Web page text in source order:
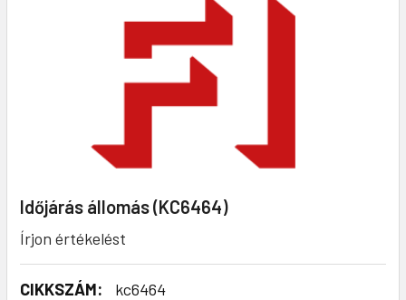
Időjárás állomás (KC6464)
Írjon értékelést
CIKKSZÁM: kc6464